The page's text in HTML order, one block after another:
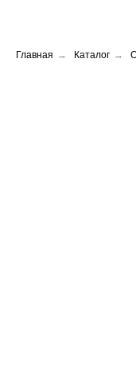
Главная → Каталог →